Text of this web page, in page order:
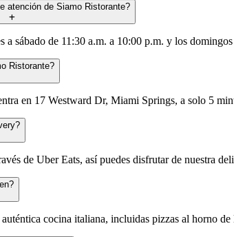
atención de Siamo Ristorante?
a sábado de 11:30 a.m. a 10:00 p.m. y los
Ristorante?
en 17 Westward Dr, Miami Springs, a solo 5
de Uber Eats, así puedes disfrutar de nuestra
cocina italiana, incluidas pizzas al horno